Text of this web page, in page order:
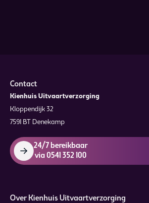
Contact
Kienhuis Uitvaartverzorging
Kloppendijk 32
7591 BT Denekamp
24/7 bereikbaar
via 0541 352 100
Over Kienhuis Uitvaartverzorging